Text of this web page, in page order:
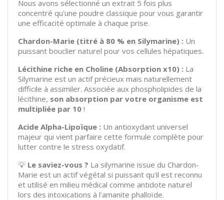
Nous avons sélectionné un extrait 5 fois plus
concentré qu'une poudre classique pour vous garantir
une efficacité optimale à chaque prise.
Chardon-Marie (titré à 80 % en Silymarine) : Un
puissant bouclier naturel pour vos cellules hépatiques.
Lécithine riche en Choline (Absorption x10) : La
Silymarine est un actif précieux mais naturellement
difficile à assimiler. Associée aux phospholipides de la
lécithine, son absorption par votre organisme est
multipliée par 10 !
Acide Alpha-Lipoïque : Un antioxydant universel
majeur qui vient parfaire cette formule complète pour
lutter contre le stress oxydatif.
💡 Le saviez-vous ? La silymarine issue du Chardon-
Marie est un actif végétal si puissant qu'il est reconnu
et utilisé en milieu médical comme antidote naturel
lors des intoxications à l'amanite phalloïde.